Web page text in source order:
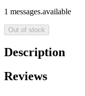
1 messages.available
Out of stock
Description
Reviews